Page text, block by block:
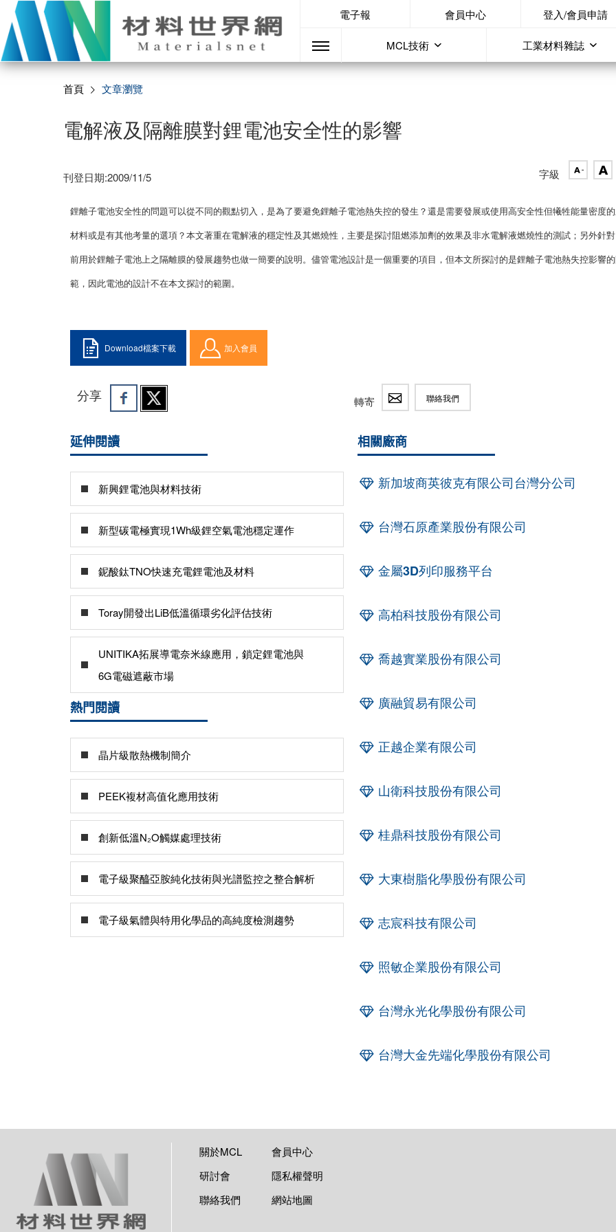
電子報 會員中心 登入/會員申請
MCL技術 工業材料雜誌
首頁 文章瀏覽
電解液及隔離膜對鋰電池安全性的影響
刊登日期:2009/11/5 字級
鋰離子電池安全性的問題可以從不同的觀點切入，是為了要避免鋰離子電池熱失控的發生？還是需要發展或使用高安全性但犧牲能量密度
材料或是有其他考量的選項？本文著重在電解液的穩定性及其燃燒性，主要是探討阻燃添加劑的效果及非水電解液燃燒性的測試；另外針
前用於鋰離子電池上之隔離膜的發展趨勢也做一簡要的說明。儘管電池設計是一個重要的項目，但本文所探討的是鋰離子電池熱失控影響
範，因此電池的設計不在本文探討的範圍。
Download檔案下載 加入會員
分享 轉寄 聯絡我們
延伸閱讀
新興鋰電池與材料技術
新型碳電極實現1Wh級鋰空氣電池穩定運作
鈮酸鈦TNO快速充電鋰電池及材料
Toray開發出LiB低溫循環劣化評估技術
UNITIKA拓展導電奈米線應用，鎖定鋰電池與
6G電磁遮蔽市場
熱門閱讀
晶片級散熱機制簡介
PEEK複材高值化應用技術
創新低溫N₂O觸媒處理技術
電子級聚醯亞胺純化技術與光譜監控之整合解析
電子級氣體與特用化學品的高純度檢測趨勢
相關廠商
新加坡商英彼克有限公司台灣分公司
台灣石原產業股份有限公司
金屬3D列印服務平台
高柏科技股份有限公司
喬越實業股份有限公司
廣融貿易有限公司
正越企業有限公司
山衛科技股份有限公司
桂鼎科技股份有限公司
大東樹脂化學股份有限公司
志宸科技有限公司
照敏企業股份有限公司
台灣永光化學股份有限公司
台灣大金先端化學股份有限公司
關於MCL
會員中心
研討會
隱私權聲明
聯絡我們
網站地圖